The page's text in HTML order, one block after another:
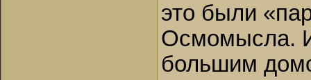
это были
Осмомысла.
большим